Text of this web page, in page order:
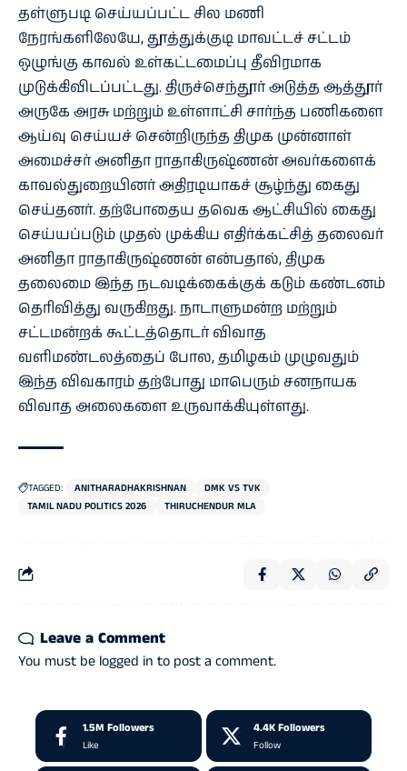
தள்ளுபடி செய்யப்பட்ட சில மணி
நேரங்களிலேயே, தூத்துக்குடி மாவட்டச் சட்டம்
ஒழுங்கு காவல் உள்கட்டமைப்பு தீவிரமாக
முடுக்கிவிடப்பட்டது. திருச்செந்தூர் அடுத்த ஆத்தூர்
அருகே அரசு மற்றும் உள்ளாட்சி சார்ந்த பணிகளை
ஆய்வு செய்யச் சென்றிருந்த திமுக முன்னாள்
அமைச்சர் அனிதா ராதாகிருஷ்ணன் அவர்களைக்
காவல்துறையினர் அதிரடியாகச் சூழ்ந்து கைது
செய்தனர். தற்போதைய தவெக ஆட்சியில் கைது
செய்யப்படும் முதல் முக்கிய எதிர்க்கட்சித் தலைவர்
அனிதா ராதாகிருஷ்ணன் என்பதால், திமுக
தலைமை இந்த நடவடிக்கைக்குக் கடும் கண்டனம்
தெரிவித்து வருகிறது. நாடாளுமன்ற மற்றும்
சட்டமன்றக் கூட்டத்தொடர் விவாத
வளிமண்டலத்தைப் போல, தமிழகம் முழுவதும்
இந்த விவகாரம் தற்போது மாபெரும் சனநாயக
விவாத அலைகளை உருவாக்கியுள்ளது.
TAGGED: ANITHARADHAKRISHNAN
DMK VS TVK
TAMIL NADU POLITICS 2026
THIRUCHENDUR MLA
Leave a Comment
You must be logged in to post a comment.
1.5M Followers
Like
4.4K Followers
Follow